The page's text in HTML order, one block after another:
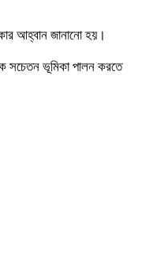
আহ্বান জানানো হয়।
সচেতন ভূমিকা পালন করতে